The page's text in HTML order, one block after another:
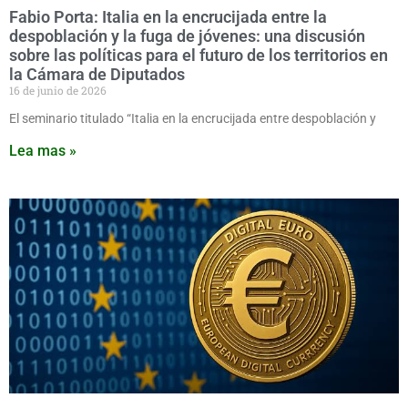
Fabio Porta: Italia en la encrucijada entre la
despoblación y la fuga de jóvenes: una discusión
sobre las políticas para el futuro de los territorios en
la Cámara de Diputados
16 de junio de 2026
El seminario titulado “Italia en la encrucijada entre despoblación y
Lea mas »